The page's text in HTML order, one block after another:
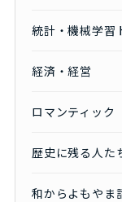
統計・機械学習
経済・経営
ロマンティック
歴史に残る人た
和からよもやま